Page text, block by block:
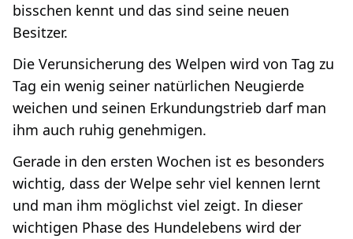
bisschen kennt und das sind seine neuen
Besitzer.
Die Verunsicherung des Welpen wird von Tag zu
Tag ein wenig seiner natürlichen Neugierde
weichen und seinen Erkundungstrieb darf man
ihm auch ruhig genehmigen.
Gerade in den ersten Wochen ist es besonders
wichtig, dass der Welpe sehr viel kennen lernt
und man ihm möglichst viel zeigt. In dieser
wichtigen Phase des Hundelebens wird der